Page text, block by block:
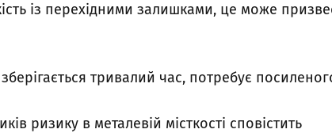
із перехідними залишками, це може
тривалий час, потребує
ризику в металевій місткості сповістить